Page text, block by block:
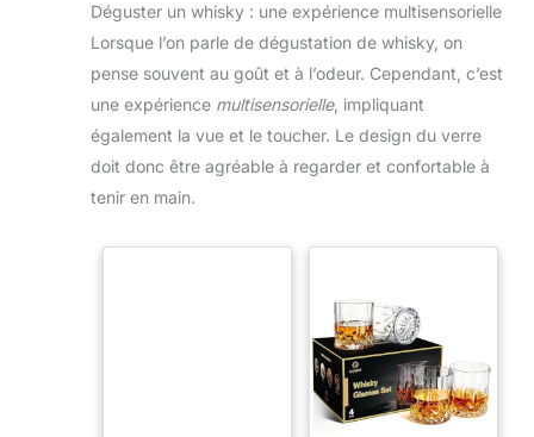
Déguster un whisky : une expérience multisensorielle
Lorsque l’on parle de dégustation de whisky, on
pense souvent au goût et à l’odeur. Cependant, c’est
une expérience multisensorielle, impliquant
également la vue et le toucher. Le design du verre
doit donc être agréable à regarder et confortable à
tenir en main.